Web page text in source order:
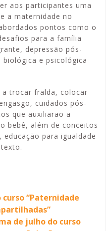
aos participantes uma
a maternidade no
pontos como o
para a família
depressão pós-
e psicológica
a trocar fralda, colocar
cuidados pós-
que auxiliarão a
bebê, além de conceitos
para igualdade
“Paternidade
de julho do curso